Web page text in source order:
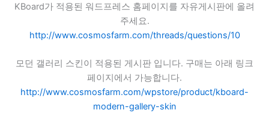
KBoard가 적용된 워드프레스 홈페이지를 자유게시판에 올려
주세요.
http://www.cosmosfarm.com/threads/questions/10
모던 갤러리 스킨이 적용된 게시판 입니다. 구매는 아래 링크
페이지에서 가능합니다.
http://www.cosmosfarm.com/wpstore/product/kboard-
modern-gallery-skin